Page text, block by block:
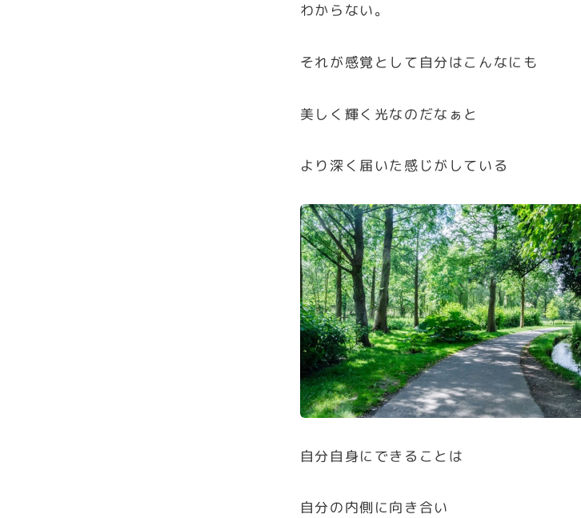
わからない。
それが感覚として自分はこんなにも
美しく輝く光なのだなぁと
より深く届いた感じがしている
自分自身にできることは
自分の内側に向き合い